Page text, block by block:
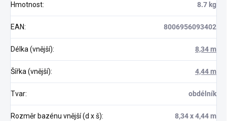
Hmotnost: 8.7 kg
EAN: 8006956093402
Délka (vnější): 8,34 m
Šířka (vnější): 4,44 m
Tvar: obdélník
Rozměr bazénu vnější (d x š): 8,34 x 4,44 m